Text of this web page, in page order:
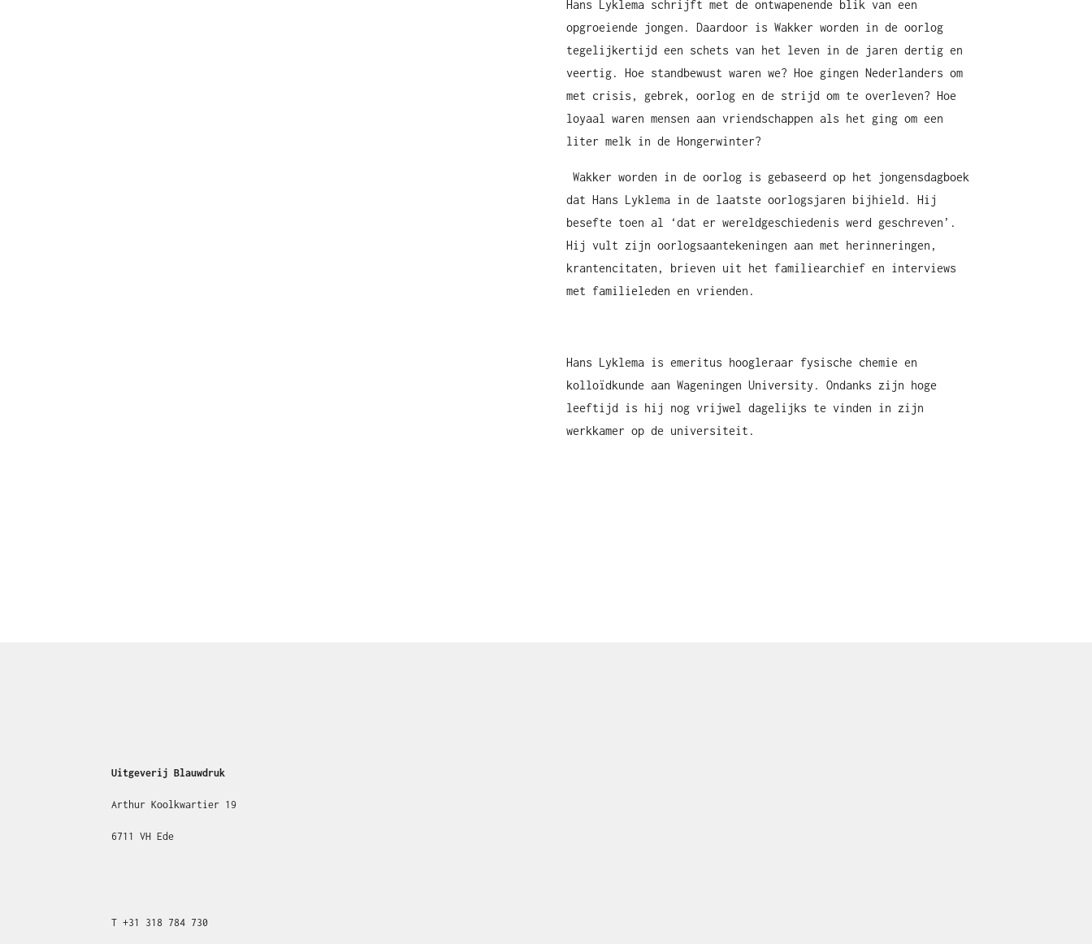
Hans Lyklema schrijft met de ontwapenende blik van een
opgroeiende jongen. Daardoor is Wakker worden in de oorlog
tegelijkertijd een schets van het leven in de jaren dertig en
veertig. Hoe standbewust waren we? Hoe gingen Nederlanders om
met crisis, gebrek, oorlog en de strijd om te overleven? Hoe
loyaal waren mensen aan vriendschappen als het ging om een
liter melk in de Hongerwinter?
Wakker worden in de oorlog is gebaseerd op het jongensdagboek
dat Hans Lyklema in de laatste oorlogsjaren bijhield. Hij
besefte toen al ‘dat er wereldgeschiedenis werd geschreven’.
Hij vult zijn oorlogsaantekeningen aan met herinneringen,
krantencitaten, brieven uit het familiearchief en interviews
met familieleden en vrienden.
Hans Lyklema is emeritus hoogleraar fysische chemie en
kolloïdkunde aan Wageningen University. Ondanks zijn hoge
leeftijd is hij nog vrijwel dagelijks te vinden in zijn
werkkamer op de universiteit.
Uitgeverij Blauwdruk
Arthur Koolkwartier 19
6711 VH Ede
T +31 318 784 730